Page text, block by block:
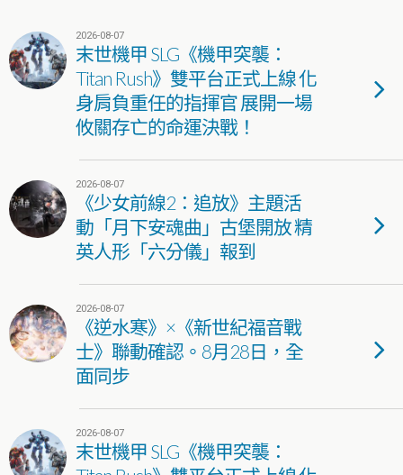
2026-08-07
末世機甲 SLG《機甲突襲：
Titan Rush》雙平台正式上線 化
身肩負重任的指揮官 展開一場
攸關存亡的命運決戰！
2026-08-07
《少女前線2：追放》主題活
動「月下安魂曲」古堡開放 精
英人形「六分儀」報到
2026-08-07
《逆水寒》×《新世紀福音戰
士》聯動確認。8月28日，全
面同步
2026-08-07
末世機甲 SLG《機甲突襲：